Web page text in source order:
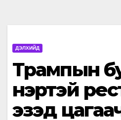
ДЭЛХИЙД
Трампын
нэртэй
эзэд